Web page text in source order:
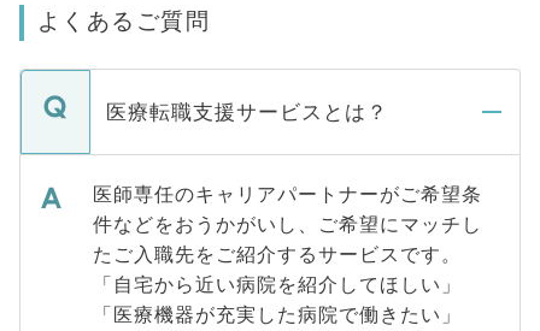
よくあるご質問
医療転職支援サービスとは？
医師専任のキャリアパートナーがご希望条
件などをおうかがいし、ご希望にマッチし
たご入職先をご紹介するサービスです。
「自宅から近い病院を紹介してほしい」
「医療機器が充実した病院で働きたい」